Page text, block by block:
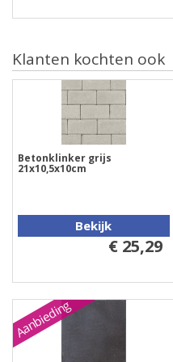
Klanten kochten ook
Betonklinker grijs
21x10,5x10cm
Bekijk
€ 25,29
Aanbieding